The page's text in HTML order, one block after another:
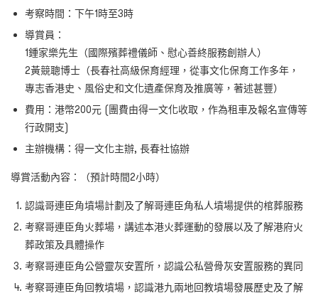
考察時間：下午1時至3時
導賞員：
1️鍾家樂先生（國際殯葬禮儀師、慰心善終服務創辦人）
2️黃競聰博士（長春社高級保育經理，從事文化保育工作多年，
專志香港史、風俗史和文化遺產保育及推廣等，著述甚豐）
費用：港幣200元 (團費由得一文化收取，作為租車及報名宣傳等
行政開支)
主辦機構：得一文化主辦, 長春社協辦
導賞活動內容：（預計時間2小時）
認識哥連臣角墳場計劃及了解哥連臣角私人墳場提供的棺葬服務
考察哥連臣角火葬場，講述本港火葬運動的發展以及了解港府火
葬政策及具體操作
考察哥連臣角公營靈灰安置所，認識公私營骨灰安置服務的異同
考察哥連臣角回教墳場，認識港九兩地回教墳場發展歷史及了解